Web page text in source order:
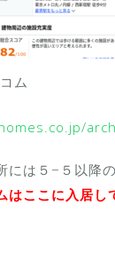
ム
には５−５以降
はここに入居し